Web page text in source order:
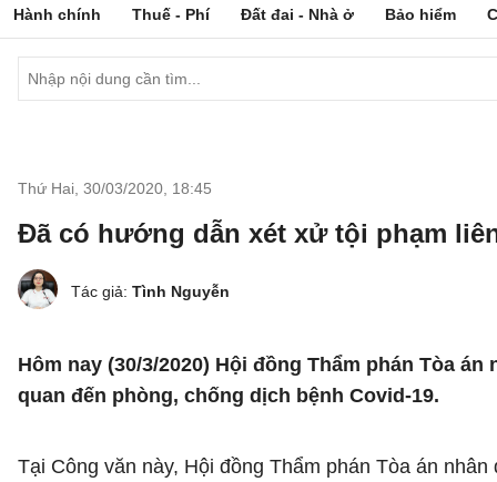
Hành chính Thuế - Phí Đất đai - Nhà ở Bảo hiểm
Thứ Hai, 30/03/2020 18:45
Đã có hướng dẫn xét xử tội phạm
Tác giả: Tình Nguyễn
Hôm nay (30/3/2020) Hội đồng Thẩm phán Tòa
quan đến phòng, chống dịch bệnh Covid-19.
Tại Công văn này, Hội đồng Thẩm phán Tòa án